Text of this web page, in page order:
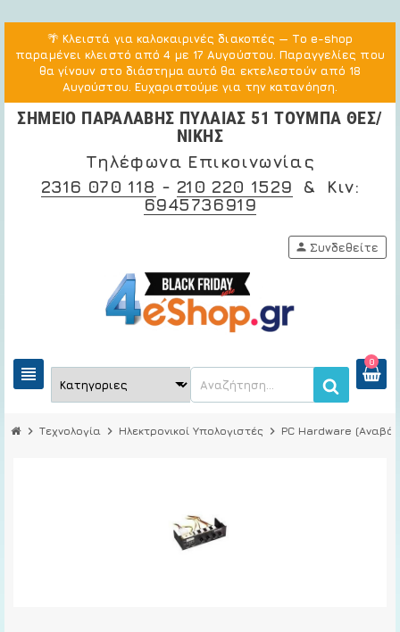
🌴 Κλειστά για καλοκαιρινές διακοπές — Το e-shop
παραμένει κλειστό από 4 με 17 Αυγούστου. Παραγγελίες που
θα γίνουν στο διάστημα αυτό θα εκτελεστούν από 18
Αυγούστου. Ευχαριστούμε για την κατανόηση.
ΣΗΜΕΙΟ ΠΑΡΑΛΑΒΗΣ ΠΥΛΑΙΑΣ 51 ΤΟΥΜΠΑ ΘΕΣ/
ΝΙΚΗΣ
Τηλέφωνα Επικοινωνίας
2316 070 118 - 210 220 1529 & Κιν:
6945736919
view_headline
0
person Συνδεθείτε
chevron_right Τεχνολογία chevron_right Ηλεκτρονικοί Υπολογιστές chevron_right PC Hardware